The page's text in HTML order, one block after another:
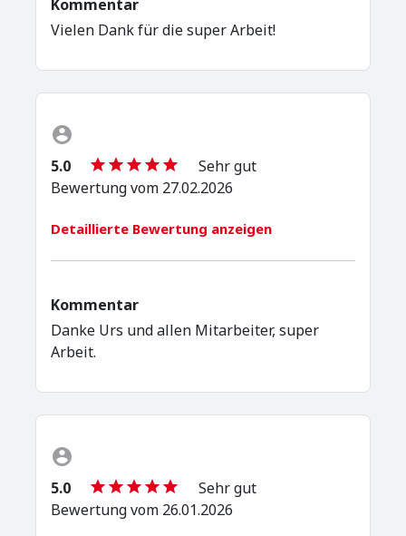
Kommentar
Vielen Dank für die super Arbeit!
5.0
Sehr gut
Bewertung vom 27.02.2026
Detaillierte Bewertung anzeigen
Kommentar
Danke Urs und allen Mitarbeiter, super
Arbeit.
5.0
Sehr gut
Bewertung vom 26.01.2026